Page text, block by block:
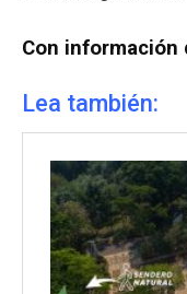
Con información
Lea también: